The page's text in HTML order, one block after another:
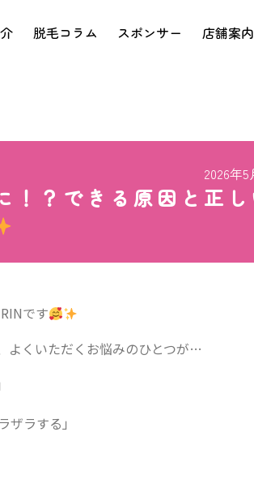
脱毛コラム スポンサー 店舗案内
2026年5
！？できる原因と正し
です
よくいただくお悩みのひとつが…
ザラする」